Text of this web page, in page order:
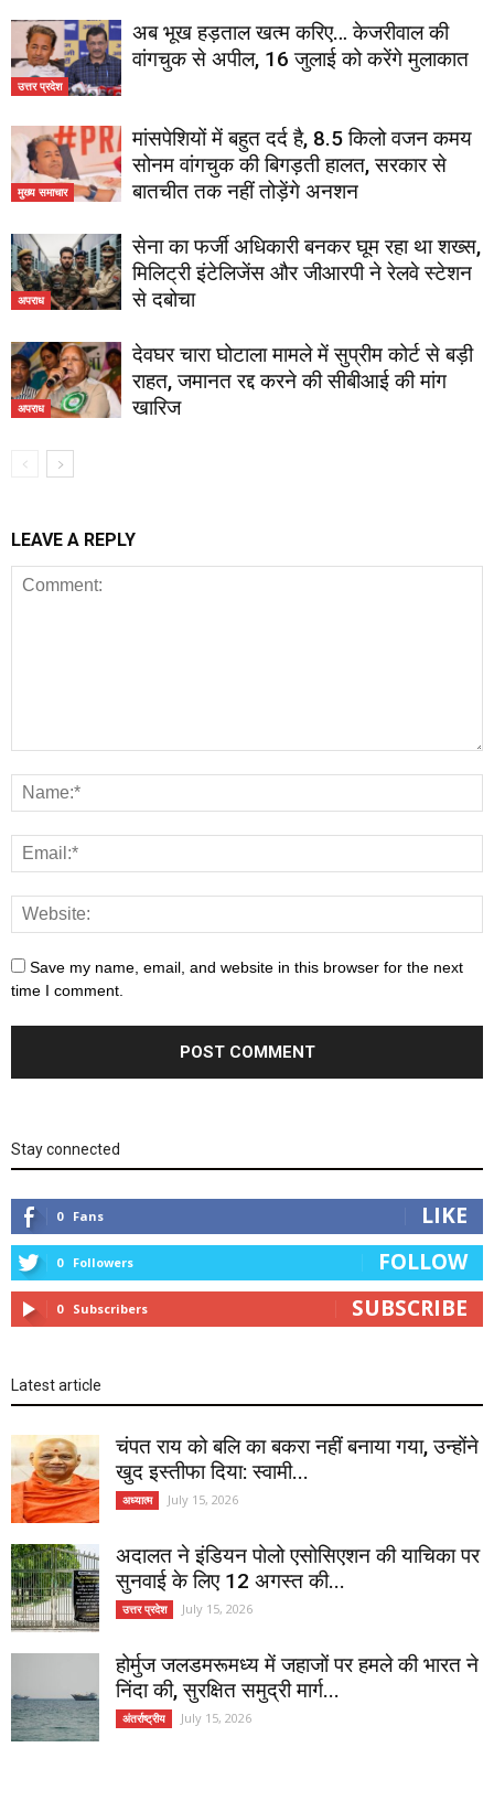
उत्तर प्रदेश
अब भूख हड़ताल खत्म करिए… केजरीवाल की
वांगचुक से अपील, 16 जुलाई को करेंगे मुलाकात
मुख्य समाचार
मांसपेशियों में बहुत दर्द है, 8.5 किलो वजन कमय
सोनम वांगचुक की बिगड़ती हालत, सरकार से
बातचीत तक नहीं तोड़ेंगे अनशन
अपराध
सेना का फर्जी अधिकारी बनकर घूम रहा था शख्स,
मिलिट्री इंटेलिजेंस और जीआरपी ने रेलवे स्टेशन
से दबोचा
अपराध
देवघर चारा घोटाला मामले में सुप्रीम कोर्ट से बड़ी
राहत, जमानत रद्द करने की सीबीआई की मांग
खारिज
LEAVE A REPLY
Save my name, email, and website in this browser for the next
time I comment.
Stay connected
0 Fans LIKE
0 Followers FOLLOW
0 Subscribers SUBSCRIBE
Latest article
चंपत राय को बलि का बकरा नहीं बनाया गया, उन्होंने
खुद इस्तीफा दिया: स्वामी...
अध्यात्म July 15, 2026
अदालत ने इंडियन पोलो एसोसिएशन की याचिका पर
सुनवाई के लिए 12 अगस्त की...
उत्तर प्रदेश July 15, 2026
होर्मुज जलडमरूमध्य में जहाजों पर हमले की भारत ने
निंदा की, सुरक्षित समुद्री मार्ग...
अंतर्राष्ट्रीय July 15, 2026